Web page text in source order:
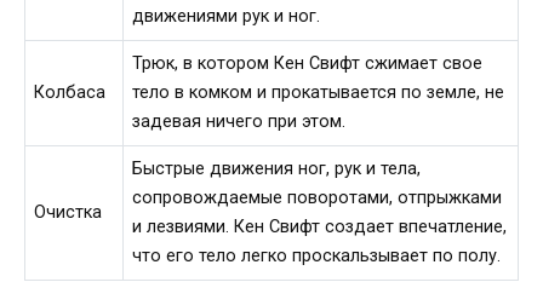
движениями рук и ног.
Колбаса
Трюк, в котором Кен Свифт сжимает свое
тело в комком и прокатывается по земле, не
задевая ничего при этом.
Очистка
Быстрые движения ног, рук и тела,
сопровождаемые поворотами, отпрыжками
и лезвиями. Кен Свифт создает впечатление,
что его тело легко проскальзывает по полу.